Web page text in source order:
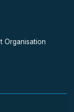
Organisation